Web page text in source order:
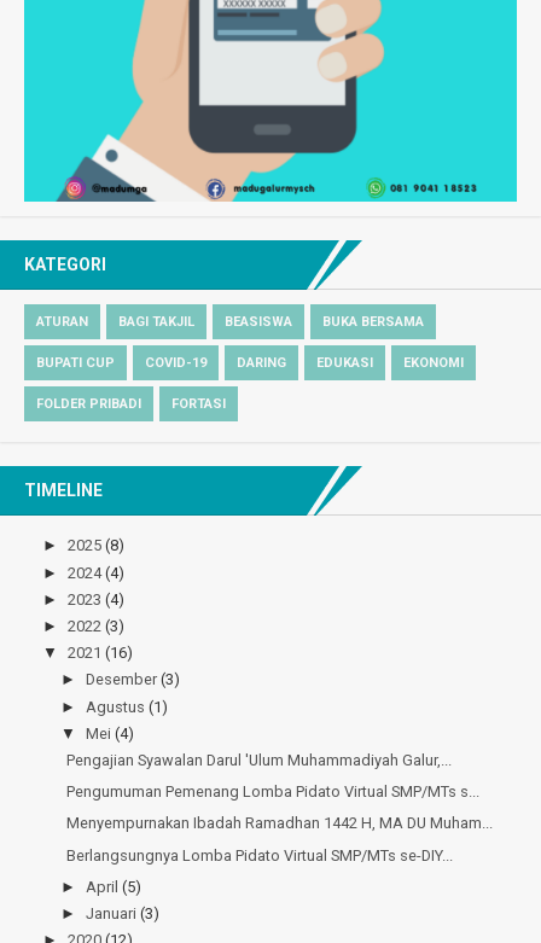
KATEGORI
ATURAN BAGI TAKJIL BEASISWA BUKA BERSAMA
BUPATI CUP COVID-19 DARING EDUKASI EKONOMI
FOLDER PRIBADI FORTASI
TIMELINE
► 2025 (8)
► 2024(4)
► 2023 (4)
► 2022 (3)
▼ 2021 (16)
►Desember(3)
► Agustus(1)
▼Mei(4)
Pengajian Syawalan Darul 'Ulum Muhammadiyah Galur,...
Pengumuman Pemenang Lomba Pidato Virtual SMP/MTs s...
Menyempurnakan Ibadah Ramadhan 1442 H, MA DU Muham...
Berlangsungnya Lomba Pidato Virtual SMP/MTs se-DIY...
► April(5)
►Januari(3)